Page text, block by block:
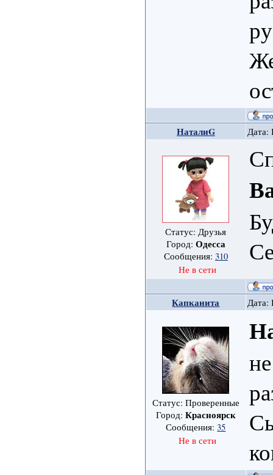
НаталиG Дата:
Статус: Друзья
Город: Одесса
Сообщения: 310
Не в сети
Капканита Дата:
Статус: Проверенные
Город: Красноярск
Сообщения:35
Не в сети